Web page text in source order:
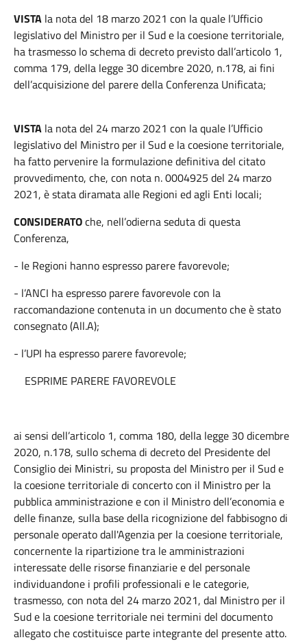
VISTA la nota del 18 marzo 2021 con la quale l’Ufficio
legislativo del Ministro per il Sud e la coesione territoriale,
ha trasmesso lo schema di decreto previsto dall’articolo 1,
comma 179, della legge 30 dicembre 2020, n.178, ai fini
dell’acquisizione del parere della Conferenza Unificata;
VISTA la nota del 24 marzo 2021 con la quale l’Ufficio
legislativo del Ministro per il Sud e la coesione territoriale,
ha fatto pervenire la formulazione definitiva del citato
provvedimento, che, con nota n. 0004925 del 24 marzo
2021, è stata diramata alle Regioni ed agli Enti locali;
CONSIDERATOche, nell’odierna seduta di questa
Conferenza,
- le Regioni hanno espresso parere favorevole;
- l’ANCI ha espresso parere favorevole con la
raccomandazione contenuta in un documento che è stato
consegnato (All.A);
- l’UPI ha espresso parere favorevole;
ESPRIME PARERE FAVOREVOLE
ai sensi dell’articolo 1, comma 180, della legge 30 dicembre
2020, n.178, sullo schema di decreto del Presidente del
Consiglio dei Ministri, su proposta del Ministro per il Sud e
la coesione territoriale di concerto con il Ministro per la
pubblica amministrazione e con il Ministro dell’economia e
delle finanze, sulla base della ricognizione del fabbisogno di
personale operato dall'Agenzia per la coesione territoriale,
concernente la ripartizione tra le amministrazioni
interessate delle risorse finanziarie e del personale
individuandone i profili professionali e le categorie,
trasmesso, con nota del 24 marzo 2021, dal Ministro per il
Sud e la coesione territoriale nei termini del documento
allegato che costituisce parte integrante del presente atto.